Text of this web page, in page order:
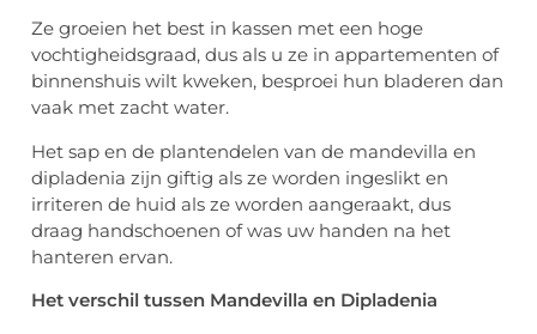
Ze groeien het best in kassen met een hoge
vochtigheidsgraad, dus als u ze in appartementen of
binnenshuis wilt kweken, besproei hun bladeren dan
vaak met zacht water.
Het sap en de plantendelen van de mandevilla en
dipladenia zijn giftig als ze worden ingeslikt en
irriteren de huid als ze worden aangeraakt, dus
draag handschoenen of was uw handen na het
hanteren ervan.
Het verschil tussen Mandevilla en Dipladenia